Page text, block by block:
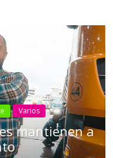
Varios
mantienen a